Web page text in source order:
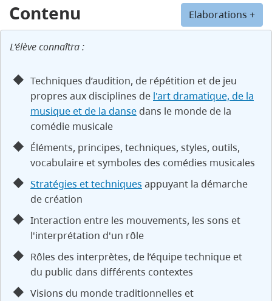
Elaborations +
Contenu
L’élève connaîtra :
Techniques d’audition, de répétition et de jeu
propres aux disciplines de l'art dramatique, de la
musique et de la danse dans le monde de la
comédie musicale
Éléments, principes, techniques, styles, outils,
vocabulaire et symboles des comédies musicales
Stratégies et techniques appuyant la démarche
de création
Interaction entre les mouvements, les sons et
l'interprétation d'un rôle
Rôles des interprètes, de l’équipe technique et
du public dans différents contextes
Visions du monde traditionnelles et